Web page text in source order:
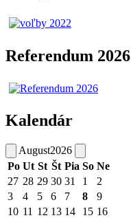
Referendum 2026
Kalendár
August2026
Po Ut St Št Pia So Ne
27 28 29 30 31 1
2
3
4 5 6 7 8
9
10 11 12 13 14 15 16